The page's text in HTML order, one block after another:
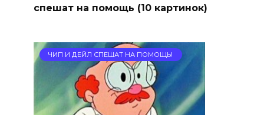
спешат на помощь (10 картинок)
ЧИП И ДЕЙЛ СПЕШАТ НА ПОМОЩЬ!